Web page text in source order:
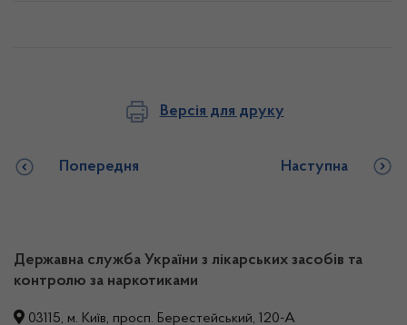
Версія для друку
Попередня Наступна
Державна служба України з лікарських засобів та
контролю за наркотиками
03115, м. Київ, просп. Берестейський, 120-А